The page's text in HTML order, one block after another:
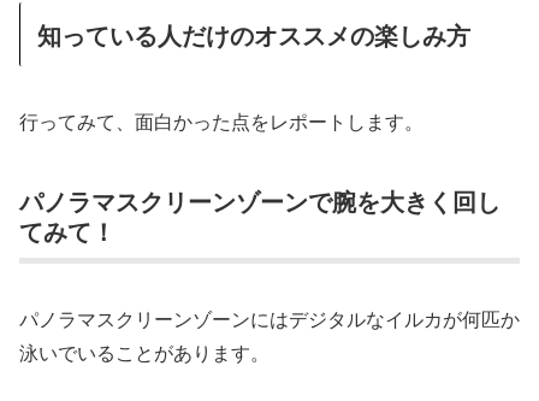
知っている人だけのオススメの楽しみ方
行ってみて、面白かった点をレポートします。
パノラマスクリーンゾーンで腕を大きく回し
てみて！
パノラマスクリーンゾーンにはデジタルなイルカが何匹か
泳いでいることがあります。